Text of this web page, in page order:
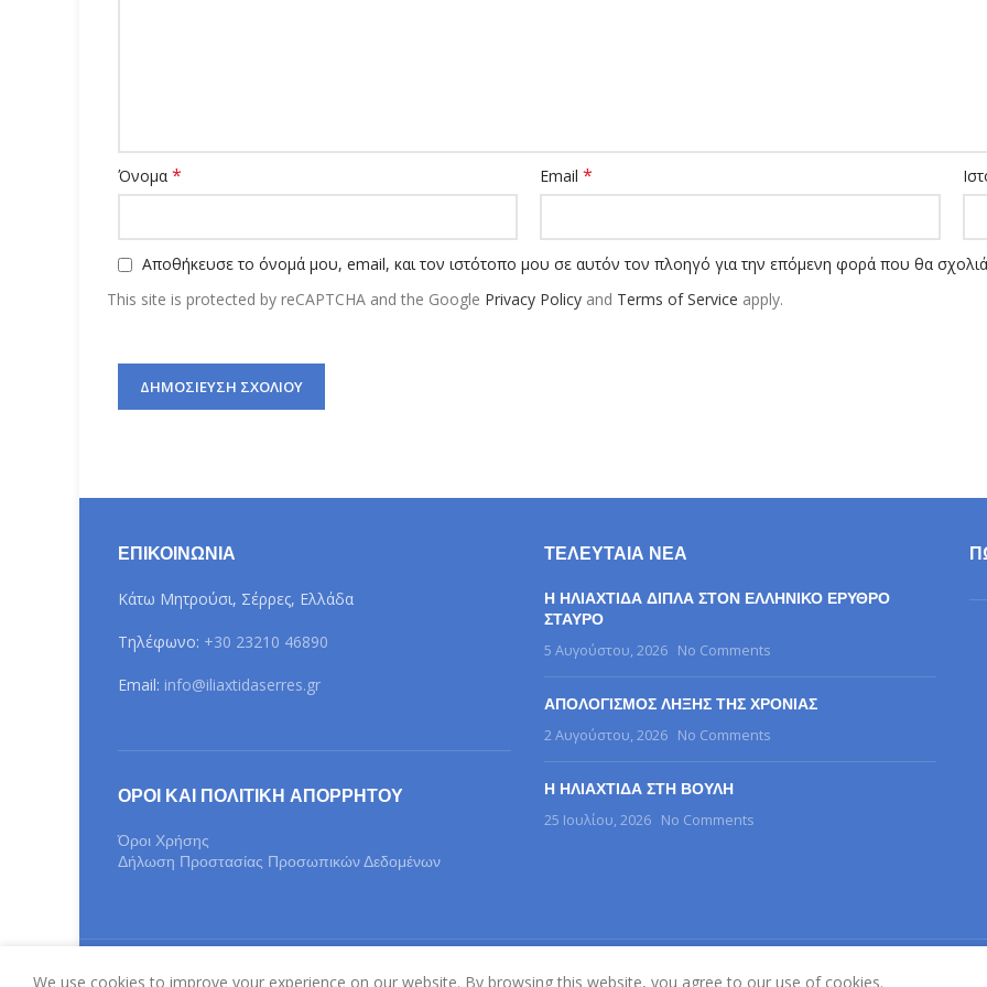
Όνομα * Email*
Αποθήκευσε το όνομά μου, email, και τον ιστότοπο μου σε αυτόν τον πλοηγό για την επόμενη φορά που θα
This site is protected by reCAPTCHA and the Google Privacy Policy and Terms of Service apply.
ΕΠΙΚΟΙΝΩΝΊΑ
Κάτω Μητρούσι, Σέρρες, Ελλάδα
Τηλέφωνο: +30 23210 46890
Email: info@iliaxtidaserres.gr
ΌΡΟΙ ΚΑΙ ΠΟΛΙΤΙΚΉ ΑΠΟΡΡΉΤΟΥ
Όροι Χρήσης
Δήλωση Προστασίας Προσωπικών Δεδομένων
ΤΕΛΕΥΤΑΊΑ ΝΈΑ
Η ΗΛΙΑΧΤΙΔΑ ΔΙΠΛΑ ΣΤΟΝ ΕΛΛΗΝΙΚΟ ΕΡΥΘΡΟ
ΣΤΑΥΡΟ
5 Αυγούστου, 2026 No Comments
ΑΠΟΛΟΓΙΣΜΟΣ ΛΗΞΗΣ ΤΗΣ ΧΡΟΝΙΑΣ
2 Αυγούστου, 2026 No Comments
Η ΗΛΙΑΧΤΙΔΑ ΣΤΗ ΒΟΥΛΗ
25 Ιουλίου, 2026 No Comments
We use cookies to improve your experience on our website. By browsing this website, you agree to our use of cookies.